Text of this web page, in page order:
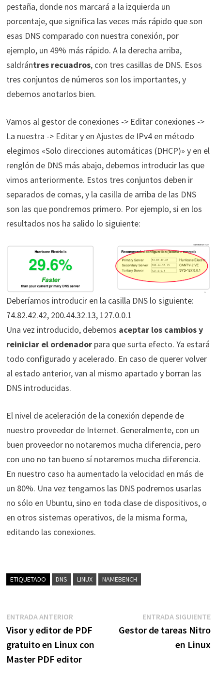
pestaña, donde nos marcará a la izquierda un
porcentaje, que significa las veces más rápido que son
esas DNS comparado con nuestra conexión, por
ejemplo, un 49% más rápido. A la derecha arriba,
saldrántres recuadros, con tres casillas de DNS. Esos
tres conjuntos de números son los importantes, y
debemos anotarlos bien.
Vamos al gestor de conexiones -> Editar conexiones ->
La nuestra -> Editar y en Ajustes de IPv4 en método
elegimos «Solo direcciones automáticas (DHCP)» y en el
renglón de DNS más abajo, debemos introducir las que
vimos anteriormente. Estos tres conjuntos deben ir
separados de comas, y la casilla de arriba de las DNS
son las que pondremos primero. Por ejemplo, si en los
resultados nos ha salido lo siguiente:
Deberíamos introducir en la casilla DNS lo siguiente:
74.82.42.42, 200.44.32.13, 127.0.0.1
Una vez introducido, debemos aceptar los cambios y
reiniciar el ordenadorpara que surta efecto. Ya estará
todo configurado y acelerado. En caso de querer volver
al estado anterior, van al mismo apartado y borran las
DNS introducidas.
El nivel de aceleración de la conexión depende de
nuestro proveedor de Internet. Generalmente, con un
buen proveedor no notaremos mucha diferencia, pero
con uno no tan bueno sí notaremos mucha diferencia.
En nuestro caso ha aumentado la velocidad en más de
un 80%. Una vez tengamos las DNS podremos usarlas
no sólo en Ubuntu, sino en toda clase de dispositivos, o
en otros sistemas operativos, de la misma forma,
editando las conexiones.
ETIQUETADO DNS LINUX NAMEBENCH
Navegación
de
entradas
ENTRADA ANTERIOREntrada
anterior:
Visor y editor de PDF
gratuito en Linux con
Master PDF editor
ENTRADA SIGUIENTE
Gestor de tareas Nitro
en Linux